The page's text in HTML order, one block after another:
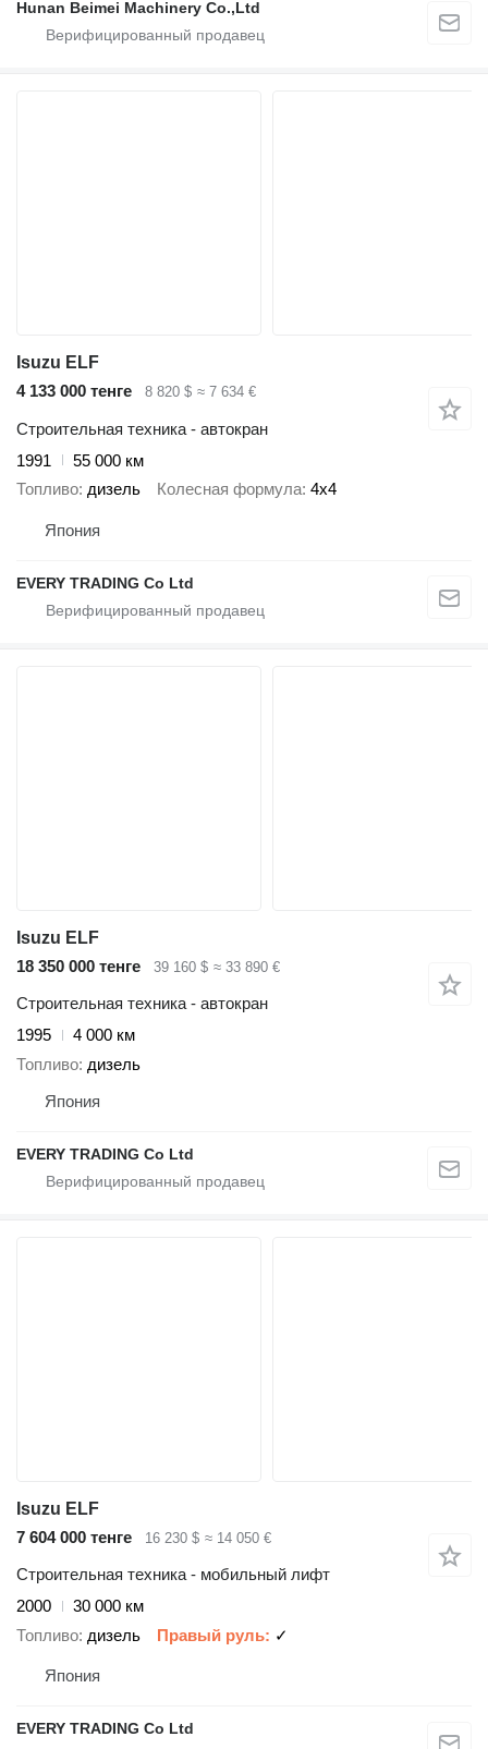
Hunan Beimei Machinery Co.,Ltd
Isuzu ELF
4 133 000 тенге
8 820 $ ≈ 7 634 €
Строительная техника - автокран
1991
55 000 км
Топливо дизель Колесная формула 4x4
Япония
EVERY TRADING Co Ltd
Isuzu ELF
18 350 000 тенге
39 160 $ ≈ 33 890 €
Строительная техника - автокран
1995
4 000 км
Топливо дизель
Япония
EVERY TRADING Co Ltd
Isuzu ELF
7 604 000 тенге
16 230 $ ≈ 14 050 €
Строительная техника - мобильный лифт
2000
30 000 км
Топливо дизель Правый руль ✓
Япония
EVERY TRADING Co Ltd